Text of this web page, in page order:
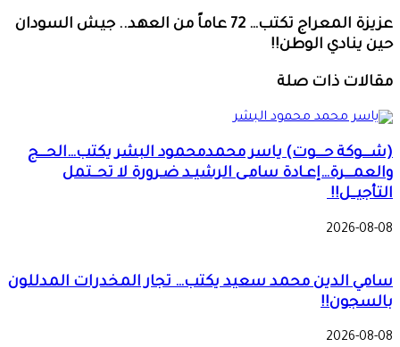
عزيزة المعراج تكتب… 72 عاماً من العهد.. جيش السودان
حين ينادي الوطن!!
مقالات ذات صلة
(شـــوكة حـــوت) ياسر محمدمحمود البشر يكتب…الحـــج
والعمـــرة…إعـادة سامـى الرشيـد ضـرورة لا تحــتمل
التأجيــل!!
2026-08-08
سامي الدين محمد سعيد يكتب… تجار المخدرات المدللون
بالسجون!!
2026-08-08